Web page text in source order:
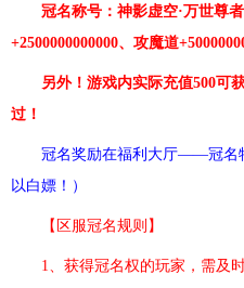
冠名称号：神影虚空·万世尊
+2500000000000、攻魔道
另外！游戏内实际充值500可
过！
冠名奖励在福利大厅——冠名
以白嫖！ ）
【区服冠名规则】
1、获得冠名权的玩家，需及